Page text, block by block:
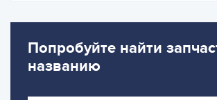
Попробуйте найти
названию